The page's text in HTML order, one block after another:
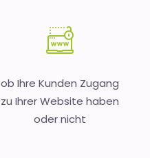
ob Ihre Kunden Zugang
zu Ihrer Website haben
oder nicht